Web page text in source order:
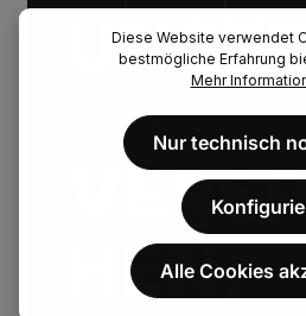
HEN.
Diese Website verwendet
bestmögliche Erfahrung
Mehr
Nur technisch
Alle Cookies